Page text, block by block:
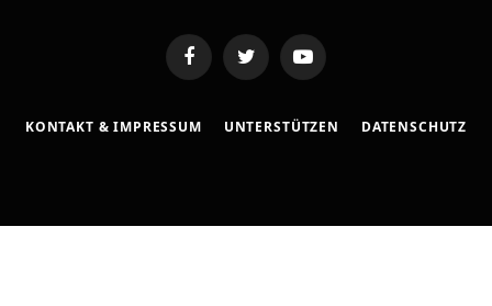
FacebookTwitter YouTube
KONTAKT & IMPRESSUM UNTERSTÜTZEN DATENSCHUTZ